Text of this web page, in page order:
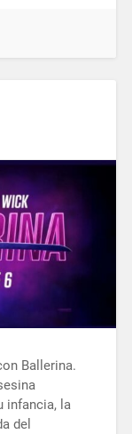
Ballerina.
infancia, la
del